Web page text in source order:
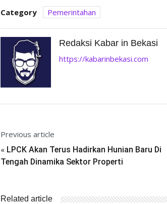
Category Pemerintahan
Redaksi Kabar in Bekasi
https://kabarinbekasi.com
Previous article
« LPCK Akan Terus Hadirkan Hunian Baru Di
Tengah Dinamika Sektor Properti
Related article